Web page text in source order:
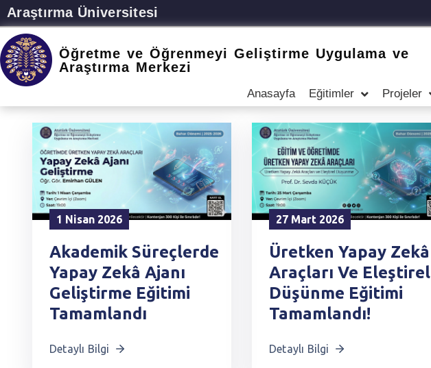
Araştırma Üniversitesi
Öğretme ve Öğrenmeyi Geliştirme Uygulama ve
Araştırma Merkezi
Anasayfa Eğitimler Projeler
1 Nisan 2026
Akademik Süreçlerde
Yapay Zekâ Ajanı
Geliştirme Eğitimi
Tamamlandı
Detaylı Bilgi
27 Mart 2026
Üretken Yapay Zekâ
Araçları Ve Eleştirel
Düşünme Eğitimi
Tamamlandı!
Detaylı Bilgi